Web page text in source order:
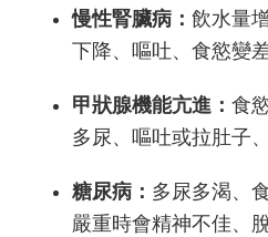
慢性腎臟病： 飲水量
下降、嘔吐、食慾變
甲狀腺機能亢進： 食
多尿、嘔吐或拉肚子
糖尿病： 多尿多渴、
嚴重時會精神不佳、